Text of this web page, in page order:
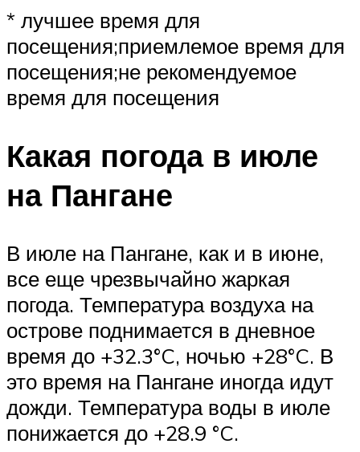
* лучшее время для
посещения;приемлемое время для
посещения;не рекомендуемое
время для посещения
Какая погода в июле
на Пангане
В июле на Пангане, как и в июне,
все еще чрезвычайно жаркая
погода. Температура воздуха на
острове поднимается в дневное
время до +32.3°C, ночью +28°C. В
это время на Пангане иногда идут
дожди. Температура воды в июле
понижается до +28.9 °C.